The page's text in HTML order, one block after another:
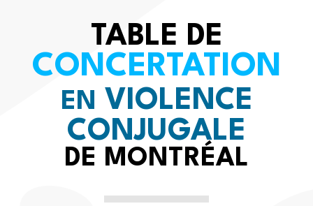
TABLE DE
CONCERTATION
EN VIOLENCE
CONJUGALE
DE MONTRÉAL